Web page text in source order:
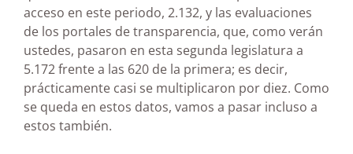
acceso en este periodo, 2.132, y las evaluaciones
de los portales de transparencia, que, como verán
ustedes, pasaron en esta segunda legislatura a
5.172 frente a las 620 de la primera; es decir,
prácticamente casi se multiplicaron por diez. Como
se queda en estos datos, vamos a pasar incluso a
estos también.